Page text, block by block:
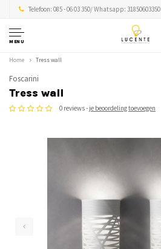
Telefoon: 085 - 06 03 350/ Whatsapp: 31850603350
MENU
Home Tress wall
Foscarini
Tress wall
0 reviews - je beoordeling toevoegen